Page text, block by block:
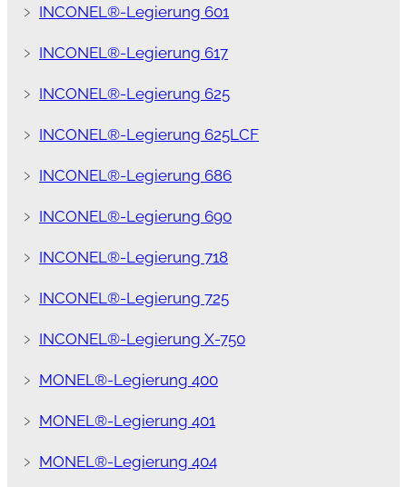
﹥ INCONEL®-Legierung 601
﹥ INCONEL®-Legierung 617
﹥ INCONEL®-Legierung 625
﹥ INCONEL®-Legierung 625LCF
﹥ INCONEL®-Legierung 686
﹥ INCONEL®-Legierung 690
﹥ INCONEL®-Legierung 718
﹥ INCONEL®-Legierung 725
﹥ INCONEL®-Legierung X-750
﹥ MONEL®-Legierung 400
﹥ MONEL®-Legierung 401
﹥ MONEL®-Legierung 404